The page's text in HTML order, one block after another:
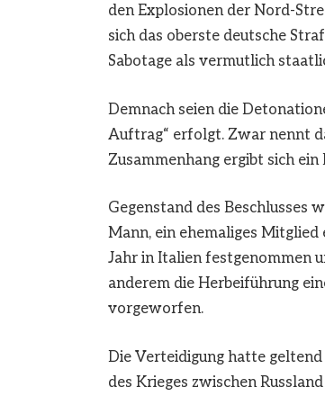
den Explosionen der Nord-
sich das oberste deutsche
Sabotage als vermutlich
Demnach seien die
Auftrag“ erfolgt. Zwar nennt
Zusammenhang ergibt sich ein
Gegenstand des Beschlusses
Mann, ein ehemaliges
Jahr in Italien festgenommen
anderem die Herbeiführung
vorgeworfen.
Die Verteidigung hatte
des Krieges zwischen